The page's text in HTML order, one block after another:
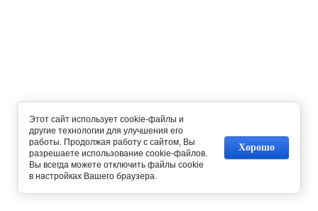
Этот сайт использует cookie-файлы и
другие технологии для улучшения его
работы. Продолжая работу с сайтом, Вы
разрешаете использование cookie-файлов.
Вы всегда можете отключить файлы cookie
в настройках Вашего браузера.
Хорошо